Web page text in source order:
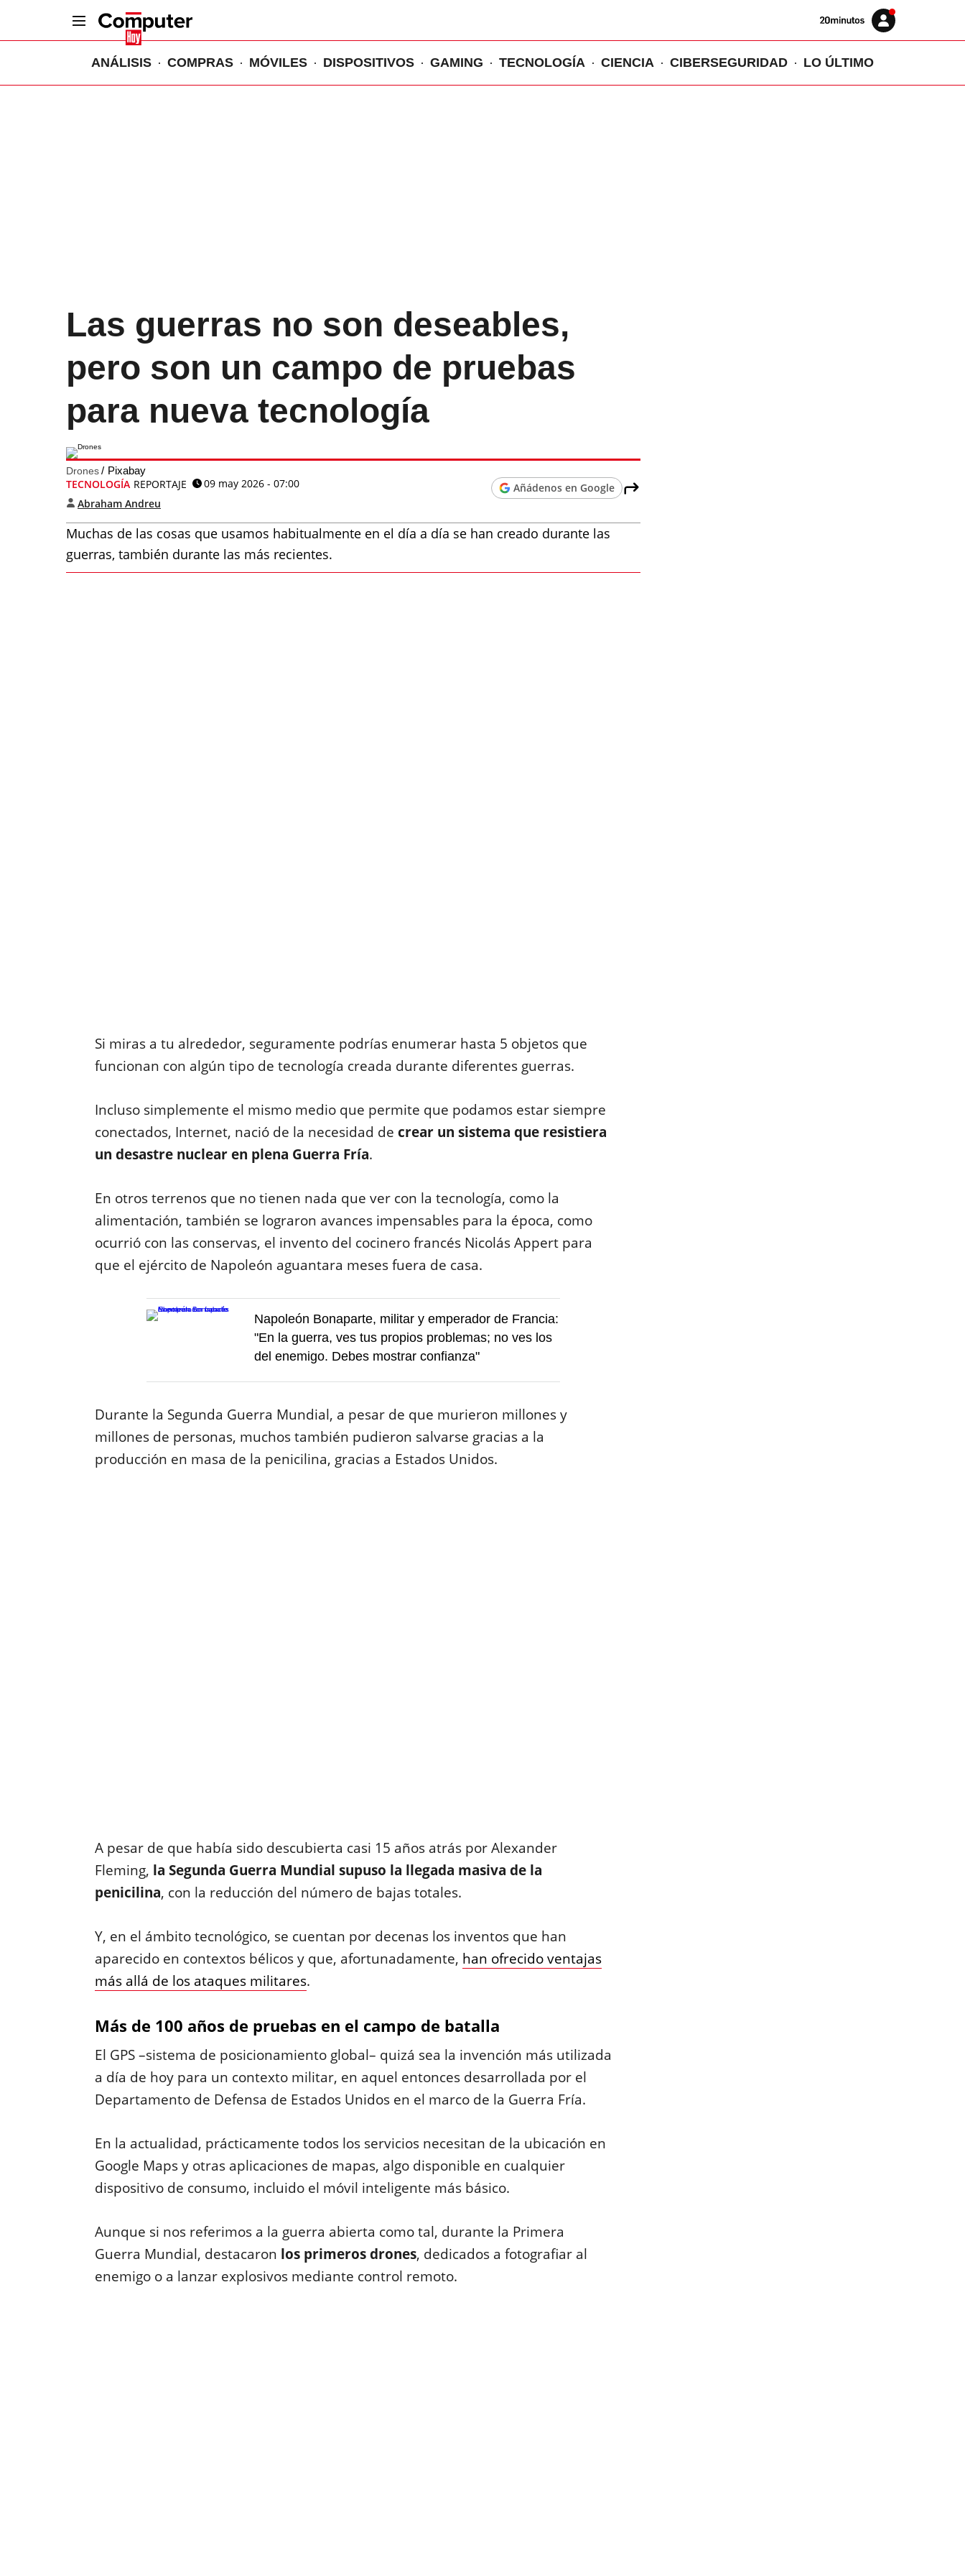
Volver
Iniciar
sesión
ANÁLISIS COMPRAS MÓVILES DISPOSITIVOS GAMING TECNOLOGÍA CIENCIA CIBERSEGURIDAD LO ÚLTIMO
Las guerras no son deseables,
pero son un campo de pruebas
para nueva tecnología
Drones Pixabay
TECNOLOGÍA REPORTAJE
09 may 2026 - 07:00
Abraham Andreu
Añádenos en Google
Muchas de las cosas que usamos habitualmente en el día a día se han creado durante las
guerras, también durante las más recientes.
Si miras a tu alrededor, seguramente podrías enumerar hasta 5 objetos que
funcionan con algún tipo de tecnología creada durante diferentes guerras.
Incluso simplemente el mismo medio que permite que podamos estar siempre
conectados, Internet, nació de la necesidad de crear un sistema que resistiera
un desastre nuclear en plena Guerra Fría.
En otros terrenos que no tienen nada que ver con la tecnología, como la
alimentación, también se lograron avances impensables para la época, como
ocurrió con las conservas, el invento del cocinero francés Nicolás Appert para
que el ejército de Napoleón aguantara meses fuera de casa.
Napoleón Bonaparte, militar y emperador de Francia:
"En la guerra, ves tus propios problemas; no ves los
del enemigo. Debes mostrar confianza"
Durante la Segunda Guerra Mundial, a pesar de que murieron millones y
millones de personas, muchos también pudieron salvarse gracias a la
producción en masa de la penicilina, gracias a Estados Unidos.
A pesar de que había sido descubierta casi 15 años atrás por Alexander
Fleming, la Segunda Guerra Mundial supuso la llegada masiva de la
penicilina, con la reducción del número de bajas totales.
Y, en el ámbito tecnológico, se cuentan por decenas los inventos que han
aparecido en contextos bélicos y que, afortunadamente, han ofrecido ventajas
más allá de los ataques militares.
Más de 100 años de pruebas en el campo de batalla
El GPS –sistema de posicionamiento global– quizá sea la invención más utilizada
a día de hoy para un contexto militar, en aquel entonces desarrollada por el
Departamento de Defensa de Estados Unidos en el marco de la Guerra Fría.
En la actualidad, prácticamente todos los servicios necesitan de la ubicación en
Google Maps y otras aplicaciones de mapas, algo disponible en cualquier
dispositivo de consumo, incluido el móvil inteligente más básico.
Aunque si nos referimos a la guerra abierta como tal, durante la Primera
Guerra Mundial, destacaron los primeros drones, dedicados a fotografiar al
enemigo o a lanzar explosivos mediante control remoto.